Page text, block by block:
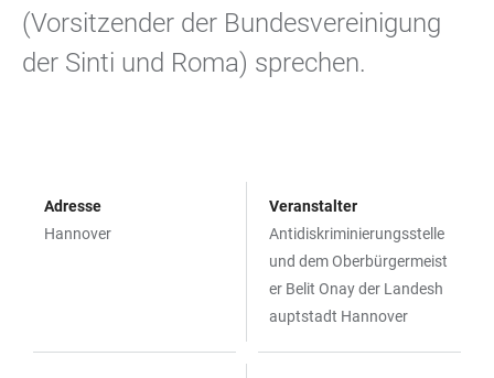
(Vorsitzender der Bundesvereinigung
der Sinti und Roma) sprechen.
Adresse
Hannover
Veranstalter
Antidiskriminierungsstelle
und dem Oberbürgermeist
er Belit Onay der Landesh
auptstadt Hannover